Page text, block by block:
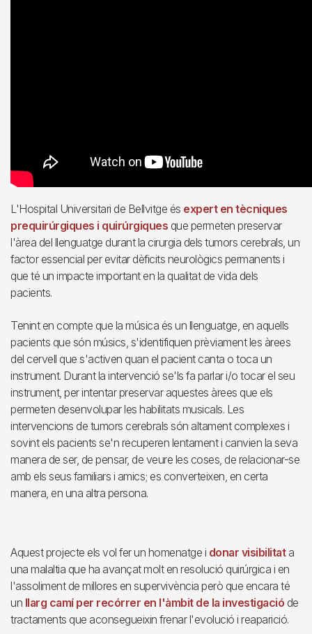
L'Hospital Universitari de Bellvitge és expert en tècniques
prequirúrgiques i quirúrgiques que permeten preservar
l'àrea del llenguatge durant la cirurgia dels tumors cerebrals, un
factor essencial per evitar dèficits neurològics permanents i
que té un impacte important en la qualitat de vida dels
pacients.
Tenint en compte que la música és un llenguatge, en aquells
pacients que són músics, s'identifiquen prèviament les àrees
del cervell que s'activen quan el pacient canta o toca un
instrument. Durant la intervenció se'ls fa parlar i/o tocar el seu
instrument, per intentar preservar aquestes àrees que els
permeten desenvolupar les habilitats musicals. Les
intervencions de tumors cerebrals són altament complexes i
sovint els pacients se'n recuperen lentament i canvien la seva
manera de ser, de pensar, de veure les coses, de relacionar-se
amb els seus familiars i amics; es converteixen, en certa
manera, en una altra persona.
Aquest projecte els vol fer un homenatge i donar visibilitat a
una malaltia que ha avançat molt en resolució quirúrgica i en
l'assoliment de millores en supervivència però que encara té
un llarg camí per recórrer en l'àmbit de la investigació de
tractaments que aconsegueixin frenar l'evolució i reaparició.